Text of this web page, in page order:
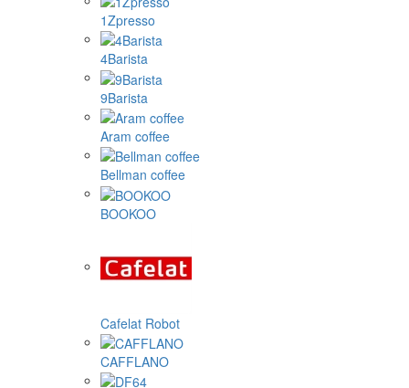
1Zpresso
4Barista
9Barista
Aram coffee
Bellman coffee
BOOKOO
Cafelat Robot
CAFFLANO